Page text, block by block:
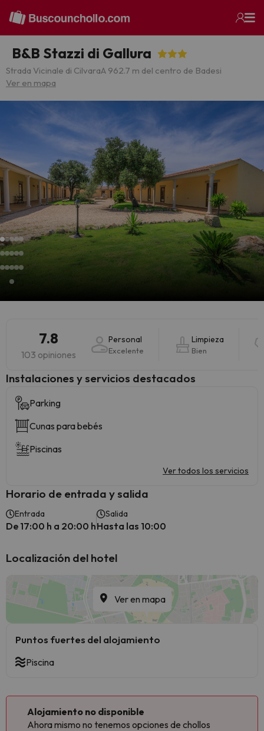
B&B Stazzi di Gallura
Strada Vicinale di CilvaraA 962.7 m del centro de Badesi
Ver en mapa
7.8
103 opiniones
Personal
Excelente
Limpieza
Bien
Instalaciones y servicios destacados
Parking
Cunas para bebés
Piscinas
Ver todos los servicios
Horario de entrada y salida
Entrada
De 17:00 h a 20:00 h
Salida
Hasta las 10:00
Localización del hotel
Ver en mapa
Puntos fuertes del alojamiento
Piscina
Alojamiento no disponible
Ahora mismo no tenemos opciones de chollos